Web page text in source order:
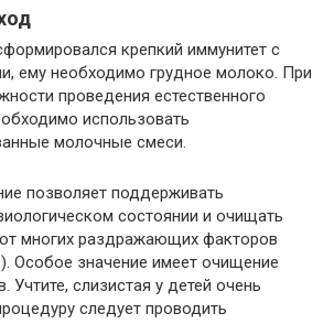
крепкий иммунитет с
ему необходимо грудное молоко. При
проведения естественного
использовать
молочные смеси.
позволяет поддерживать
состоянии и очищать
многих раздражающих факторов
Особое значение имеет очищение
Учтите, слизистая у детей очень
следует проводить